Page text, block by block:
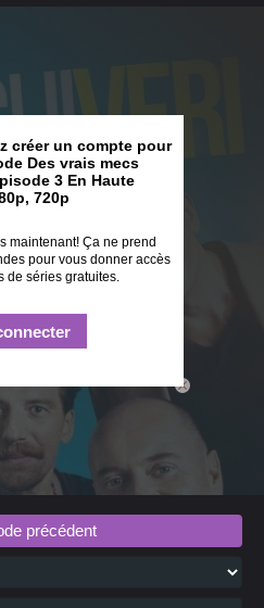
close
créer un compte pour
Des vrais mecs
3 En Haute
720p
maintenant! Ça ne prend
pour vous donner accès
de séries gratuites.
précédent